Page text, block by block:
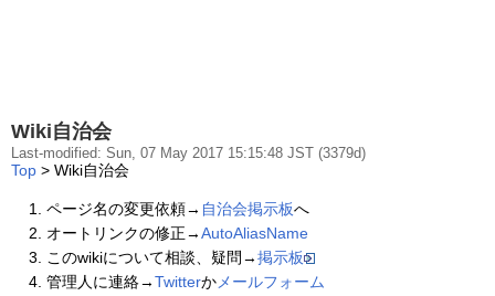
Wiki自治会
Last-modified: Sun, 07 May 2017 15:15:48 JST (3379d)
Top > Wiki自治会
ページ名の変更依頼→ 自治会掲示板へ
オートリンクの修正→AutoAliasName
このwikiについて相談、疑問→掲示板
管理人に連絡→Twitterか メールフォーム